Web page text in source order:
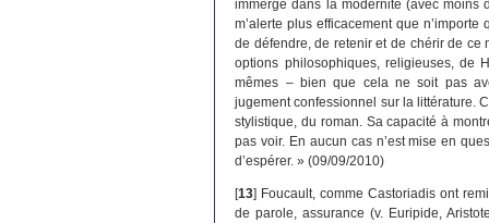
immergé dans la modernité (avec moins
m’alerte plus efficacement que
de défendre, de retenir et de chérir de ce
options philosophiques, religieuses, de
mêmes – bien que cela ne soit pas
jugement confessionnel sur la littérature.
stylistique, du roman. Sa capacité à
pas voir. En aucun cas n’est mise en
d’espérer. » (09/09/2010)
[13] Foucault, comme Castoriadis ont
de parole, assurance (v. Euripide,